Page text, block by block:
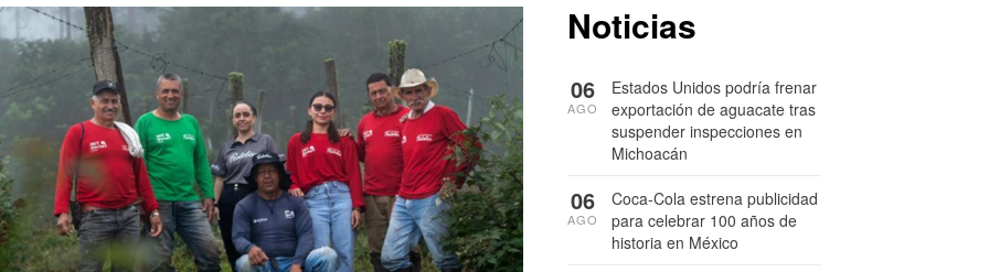
Noticias
Estados Unidos podría frenar
exportación de aguacate tras
suspender inspecciones en
Michoacán
06
AGO
Coca-Cola estrena publicidad
para celebrar 100 años de
historia en México
06
AGO